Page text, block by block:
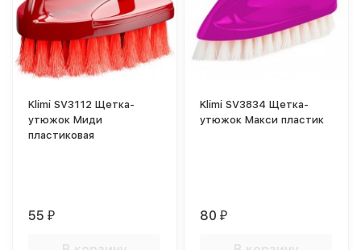
Klimi SV3112 Щетка-
утюжок Миди
пластиковая
55₽
Klimi SV3834 Щетка-
утюжок Макси пластик
80₽